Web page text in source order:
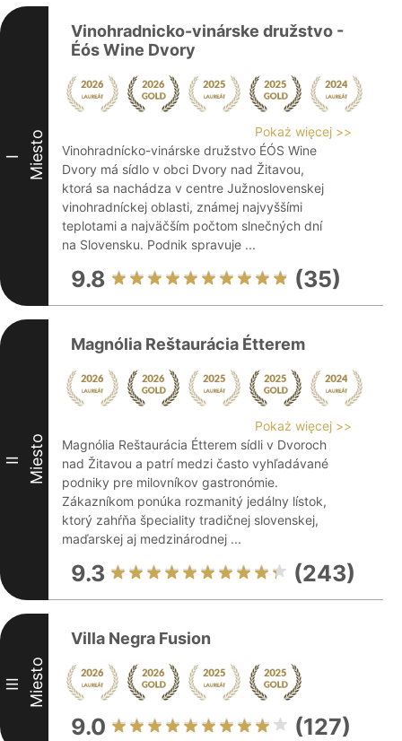
I Miesto
Vinohradnicko-vinárske družstvo -
Éós Wine Dvory
Pokaż więcej >>
Vinohradnícko-vinárske družstvo ÉÓS Wine
Dvory má sídlo v obci Dvory nad Žitavou,
ktorá sa nachádza v centre Južnoslovenskej
vinohradníckej oblasti, známej najvyššími
teplotami a najväčším počtom slnečných dní
na Slovensku. Podnik spravuje ...
9.8 (35)
II Miesto
Magnólia Reštaurácia Étterem
Pokaż więcej >>
Magnólia Reštaurácia Étterem sídli v Dvoroch
nad Žitavou a patrí medzi často vyhľadávané
podniky pre milovníkov gastronómie.
Zákazníkom ponúka rozmanitý jedálny lístok,
ktorý zahŕňa špeciality tradičnej slovenskej,
maďarskej aj medzinárodnej ...
9.3 (243)
III Miesto
Villa Negra Fusion
9.0 (127)